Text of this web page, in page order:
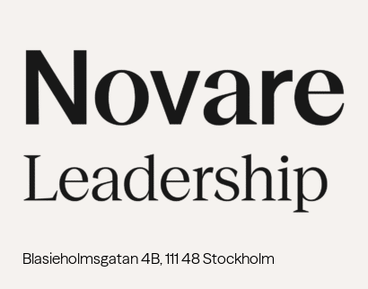
Blasieholmsgatan 4B, 111 48 Stockholm